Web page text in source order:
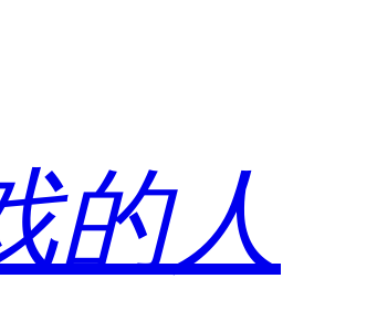
的人